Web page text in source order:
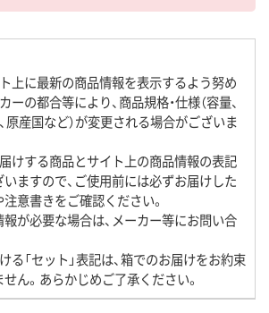
上に最新の商品情報を表示するよう努め
ーの都合等により、商品規格・仕様（容量、
原産国など）が変更される場合がございま
けする商品とサイト上の商品情報の表記
ますので、ご使用前には必ずお届けした
意書きをご確認ください。
が必要な場合は、メーカー等にお問い合
る「セット」表記は、箱でのお届けをお約束
ん。あらかじめご了承ください。